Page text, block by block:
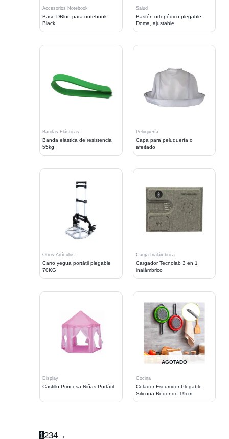
Accesorios Notebook
Base DBlue para notebook
Black
Salud
Bastón ortopédico plegable
Doma, ajustable
Bandas Elásticas
Banda elástica de resistencia
55kg
Peluquería
Capa para peluquería o
afeitado
Otros Artículos
Carro yegua portátil plegable
70KG
Carga Inalámbrica
Cargador Tecnolab 3 en 1
inalámbrico
Display
Castillo Princesa Niñas Portátil
AGOTADO
Cocina
Colador Escurridor Plegable
Silicona Redondo 19cm
1234→